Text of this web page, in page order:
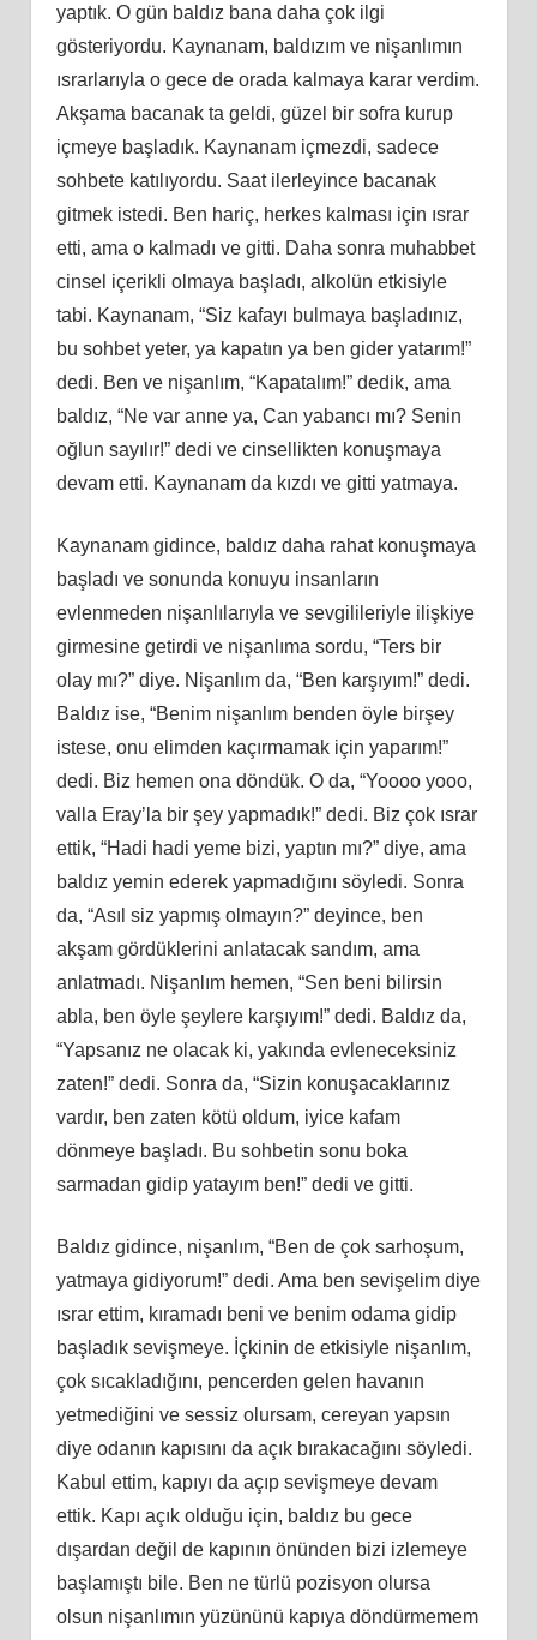
yaptık. O gün baldız bana daha çok ilgi
gösteriyordu. Kaynanam, baldızım ve nişanlımın
ısrarlarıyla o gece de orada kalmaya karar verdim.
Akşama bacanak ta geldi, güzel bir sofra kurup
içmeye başladık. Kaynanam içmezdi, sadece
sohbete katılıyordu. Saat ilerleyince bacanak
gitmek istedi. Ben hariç, herkes kalması için ısrar
etti, ama o kalmadı ve gitti. Daha sonra muhabbet
cinsel içerikli olmaya başladı, alkolün etkisiyle
tabi. Kaynanam, “Siz kafayı bulmaya başladınız,
bu sohbet yeter, ya kapatın ya ben gider yatarım!”
dedi. Ben ve nişanlım, “Kapatalım!” dedik, ama
baldız, “Ne var anne ya, Can yabancı mı? Senin
oğlun sayılır!” dedi ve cinsellikten konuşmaya
devam etti. Kaynanam da kızdı ve gitti yatmaya.
Kaynanam gidince, baldız daha rahat konuşmaya
başladı ve sonunda konuyu insanların
evlenmeden nişanlılarıyla ve sevgilileriyle ilişkiye
girmesine getirdi ve nişanlıma sordu, “Ters bir
olay mı?” diye. Nişanlım da, “Ben karşıyım!” dedi.
Baldız ise, “Benim nişanlım benden öyle birşey
istese, onu elimden kaçırmamak için yaparım!”
dedi. Biz hemen ona döndük. O da, “Yoooo yooo,
valla Eray’la bir şey yapmadık!” dedi. Biz çok ısrar
ettik, “Hadi hadi yeme bizi, yaptın mı?” diye, ama
baldız yemin ederek yapmadığını söyledi. Sonra
da, “Asıl siz yapmış olmayın?” deyince, ben
akşam gördüklerini anlatacak sandım, ama
anlatmadı. Nişanlım hemen, “Sen beni bilirsin
abla, ben öyle şeylere karşıyım!” dedi. Baldız da,
“Yapsanız ne olacak ki, yakında evleneceksiniz
zaten!” dedi. Sonra da, “Sizin konuşacaklarınız
vardır, ben zaten kötü oldum, iyice kafam
dönmeye başladı. Bu sohbetin sonu boka
sarmadan gidip yatayım ben!” dedi ve gitti.
Baldız gidince, nişanlım, “Ben de çok sarhoşum,
yatmaya gidiyorum!” dedi. Ama ben sevişelim diye
ısrar ettim, kıramadı beni ve benim odama gidip
başladık sevişmeye. İçkinin de etkisiyle nişanlım,
çok sıcakladığını, pencerden gelen havanın
yetmediğini ve sessiz olursam, cereyan yapsın
diye odanın kapısını da açık bırakacağını söyledi.
Kabul ettim, kapıyı da açıp sevişmeye devam
ettik. Kapı açık olduğu için, baldız bu gece
dışardan değil de kapının önünden bizi izlemeye
başlamıştı bile. Ben ne türlü pozisyon olursa
olsun nişanlımın yüzününü kapıya döndürmemem